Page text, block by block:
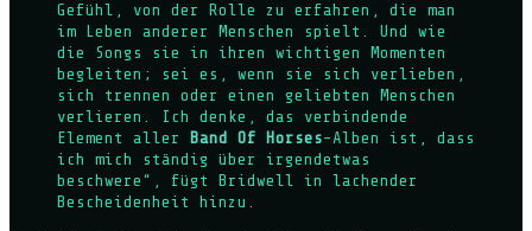
Gefühl, von der Rolle zu erfahren, die man
im Leben anderer Menschen spielt. Und wie
die Songs sie in ihren wichtigen Momenten
begleiten; sei es, wenn sie sich verlieben,
sich trennen oder einen geliebten Menschen
verlieren. Ich denke, das verbindende
Element aller
Band Of Horses-Alben ist, dass
ich mich ständig über irgendetwas
beschwere“, fügt Bridwell in lachender
Bescheidenheit hinzu.